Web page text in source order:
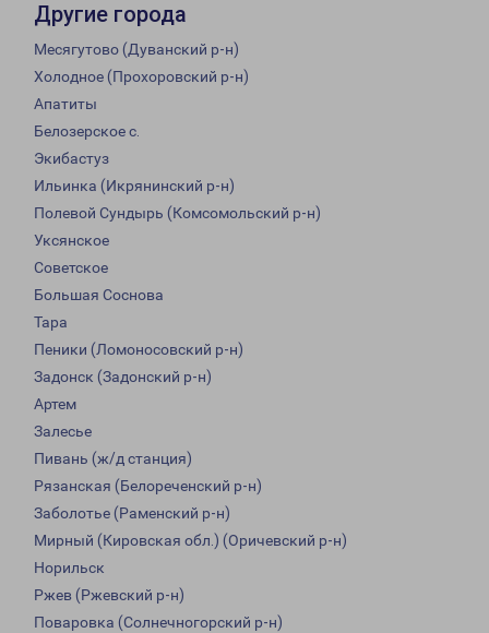
Другие города
Месягутово (Дуванский р-н)
Холодное (Прохоровский р-н)
Апатиты
Белозерское с.
Экибастуз
Ильинка (Икрянинский р-н)
Полевой Сундырь (Комсомольский р-н)
Уксянское
Советское
Большая Соснова
Тара
Пеники (Ломоносовский р-н)
Задонск (Задонский р-н)
Артем
Залесье
Пивань (ж/д станция)
Рязанская (Белореченский р-н)
Заболотье (Раменский р-н)
Мирный (Кировская обл.) (Оричевский р-н)
Норильск
Ржев (Ржевский р-н)
Поваровка (Солнечногорский р-н)